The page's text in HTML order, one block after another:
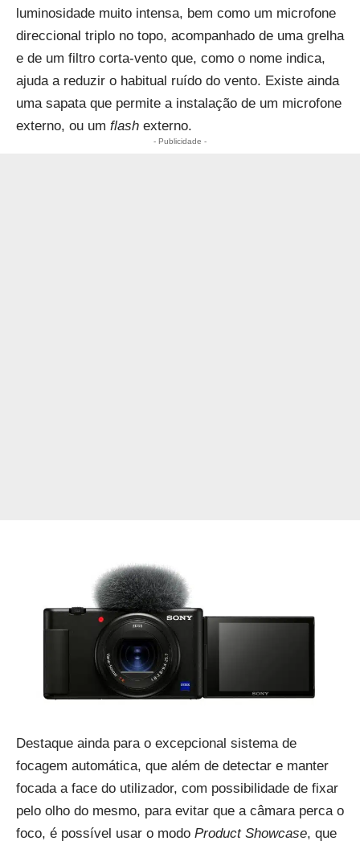
luminosidade muito intensa, bem como um microfone
direccional triplo no topo, acompanhado de uma grelha
e de um filtro corta-vento que, como o nome indica,
ajuda a reduzir o habitual ruído do vento. Existe ainda
uma sapata que permite a instalação de um microfone
externo, ou um flash externo.
- Publicidade -
Destaque ainda para o excepcional sistema de
focagem automática, que além de detectar e manter
focada a face do utilizador, com possibilidade de fixar
pelo olho do mesmo, para evitar que a câmara perca o
foco, é possível usar o modo Product Showcase, que